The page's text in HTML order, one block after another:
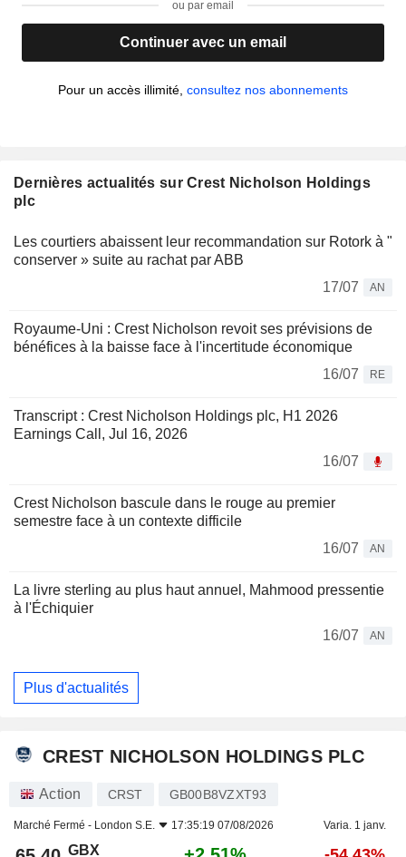
ou par email
Continuer avec un email
Pour un accès illimité, consultez nos abonnements
Dernières actualités sur Crest Nicholson Holdings
plc
Les courtiers abaissent leur recommandation sur Rotork à "
conserver » suite au rachat par ABB
17/07
AN
Royaume-Uni : Crest Nicholson revoit ses prévisions de
bénéfices à la baisse face à l'incertitude économique
16/07
RE
Transcript : Crest Nicholson Holdings plc, H1 2026
Earnings Call, Jul 16, 2026
16/07
Crest Nicholson bascule dans le rouge au premier
semestre face à un contexte difficile
16/07
AN
La livre sterling au plus haut annuel, Mahmood pressentie
à l'Échiquier
16/07
AN
Plus d'actualités
CREST NICHOLSON HOLDINGS PLC
Action CRST GB00B8VZXT93
Marché Fermé - London S.E. 17:35:19 07/08/2026 Varia. 1 janv.
GBX